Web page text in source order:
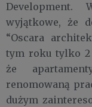
Development.
wyjątkowe, że
“Oscara
tym roku tylko 2
że
renomowaną
dużym